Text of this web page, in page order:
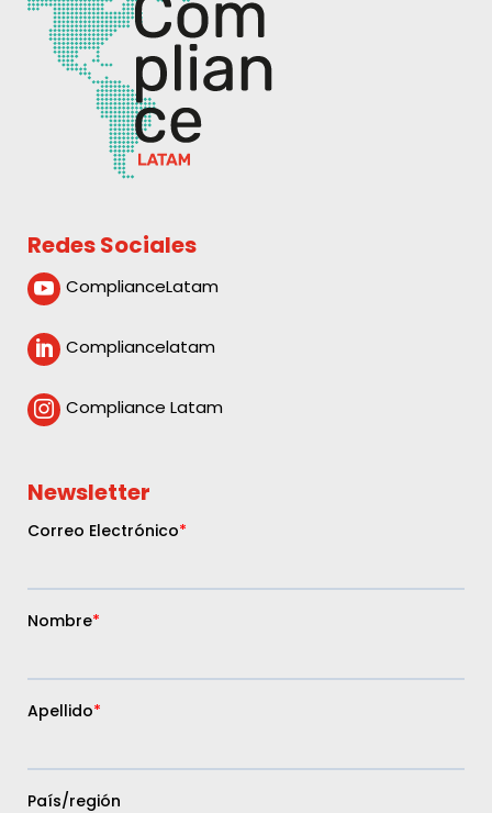
Redes Sociales
 ComplianceLatam
 Compliancelatam
 Compliance Latam
Newsletter